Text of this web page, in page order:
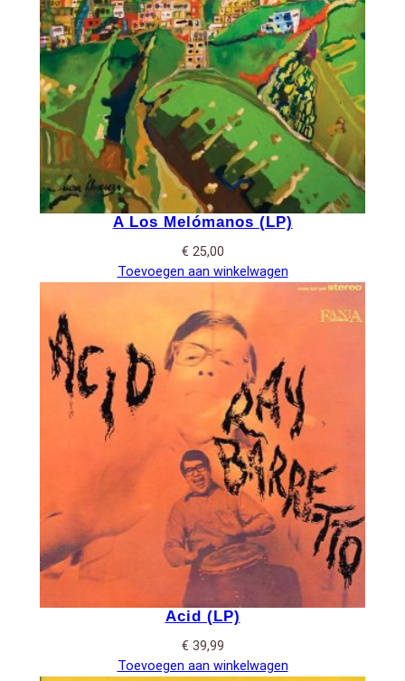
A Los Melómanos (LP)
€ 25,00
Toevoegen aan winkelwagen
Acid (LP)
€ 39,99
Toevoegen aan winkelwagen